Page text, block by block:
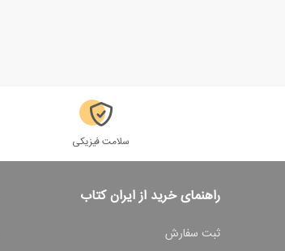
سلامت فیزیکی
راهنمای خرید از ایران کتاب
ثبت سفارش